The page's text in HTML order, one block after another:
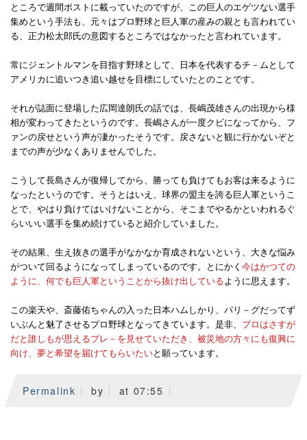
ところで週間ポストに載っていたのですが、この巨人のエゲツない選手
集めという手法も、元々はプロ野球と巨人軍の産みの親とも言われてい
る、正力松太郎氏の意図するところではなかったと言われています。
常にジェントルマンを目指す野球として、日本を代表するチ－ムとして
アメリカに追いつき追い越せを目標にしていたとのことです。
それが誌面に登場した広岡達朗氏の話では、長嶋茂雄さんの出現から様
相が変わってきたというのです。長嶋さんが一度クビになってから、フ
ァンの戻せという声が凄かったそうです。戻さないと観に行かないぞと
までの声が少なくありませんでした。
こうして長島さんが復帰してから、勝っても負けてもお客は来るように
なったというのです。そうとはいえ、球界の盟主を誇る巨人軍というこ
とで、やはり負けてはいけないことから、そこまでやるかといわれるぐ
らいいい選手を集め続けていると紹介していました。
その結果、生え抜きの選手がなかなか育成されないという、大きな悩み
がついて回るようになってしまっているのです。とにかく 今はかつての
ように、何でも巨人軍ということから抜け出しているように思えます。
この楽天や、斎藤佑ちゃんの入った日本ハムしかり、パリ－グだってず
いぶんと魅了させるプロ野球となってきています。是非、 プロはさすが
だと誰しもが思えるプレ－を見せていただき、被災地の方々にも復興に
向け、夢と希望を届けてもらいたいと願っています。
Permalink by at 07:55